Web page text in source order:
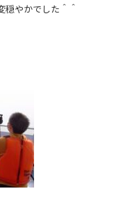
穏やかでした＾＾